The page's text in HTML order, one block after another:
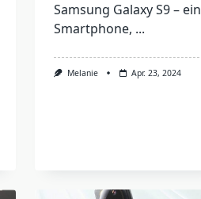
Samsung Galaxy S9 – ein
Smartphone, ...
Melanie Apr. 23, 2024